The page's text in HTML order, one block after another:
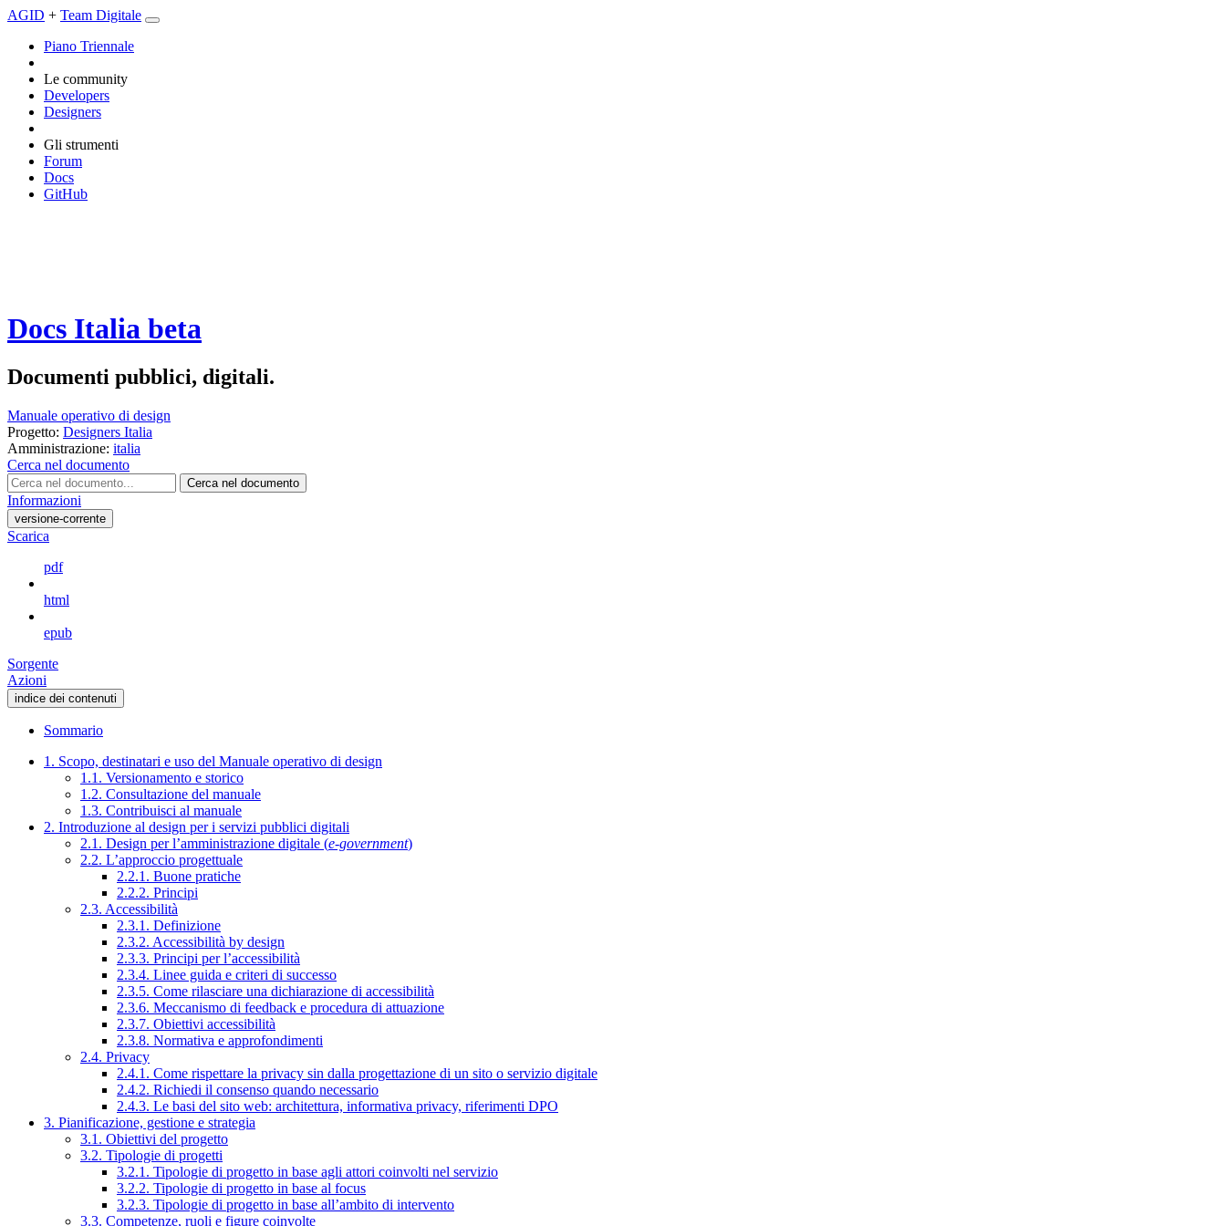
AGID + Team Digitale
Piano Triennale
Le community
Developers
Designers
Gli strumenti
Forum
Docs
GitHub
Docs Italia beta
Documenti pubblici, digitali.
Manuale operativo di design
Progetto: Designers Italia
Amministrazione: italia
Cerca nel documento
Cerca nel documento
Informazioni
versione-corrente
Scarica
pdf
html
epub
Sorgente
Azioni
indice dei contenuti
Sommario
1. Scopo, destinatari e uso del Manuale operativo di design
1.1. Versionamento e storico
1.2. Consultazione del manuale
1.3. Contribuisci al manuale
2. Introduzione al design per i servizi pubblici digitali
2.1. Design per l’amministrazione digitale (e-government)
2.2. L’approccio progettuale
2.2.1. Buone pratiche
2.2.2. Principi
2.3. Accessibilità
2.3.1. Definizione
2.3.2. Accessibilità by design
2.3.3. Principi per l’accessibilità
2.3.4. Linee guida e criteri di successo
2.3.5. Come rilasciare una dichiarazione di accessibilità
2.3.6. Meccanismo di feedback e procedura di attuazione
2.3.7. Obiettivi accessibilità
2.3.8. Normativa e approfondimenti
2.4. Privacy
2.4.1. Come rispettare la privacy sin dalla progettazione di un sito o servizio digitale
2.4.2. Richiedi il consenso quando necessario
2.4.3. Le basi del sito web: architettura, informativa privacy, riferimenti DPO
3. Pianificazione, gestione e strategia
3.1. Obiettivi del progetto
3.2. Tipologie di progetti
3.2.1. Tipologie di progetto in base agli attori coinvolti nel servizio
3.2.2. Tipologie di progetto in base al focus
3.2.3. Tipologie di progetto in base all’ambito di intervento
3.3. Competenze, ruoli e figure coinvolte